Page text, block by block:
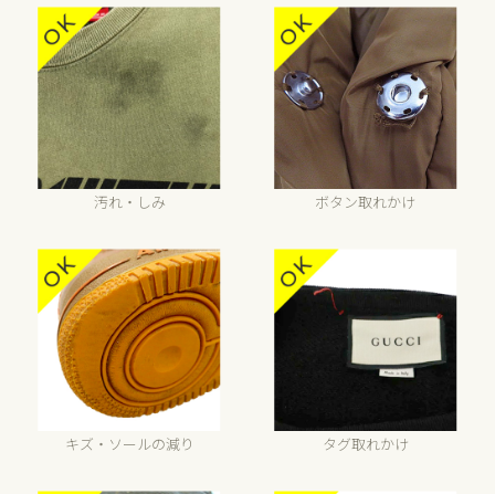
汚れ・しみ ボタン取れかけ
キズ・ソールの減り タグ取れかけ